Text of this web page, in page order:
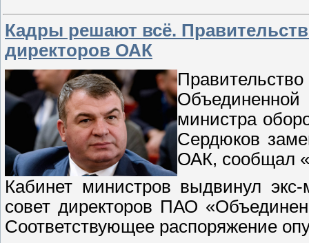
Кадры решают всё.
директоров ОАК
министра
Сердюков
ОАК, сообщал
Кабинет министров выдвинул
совет директоров ПАО
Соответствующее распоряжение